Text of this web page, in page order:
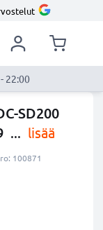
22:00
SD200
... lisää
100871